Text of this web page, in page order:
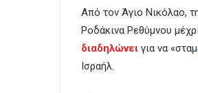
Από τον Άγιο Νικόλαο,
Ροδάκινα Ρεθύμνου
διαδηλώνει για να
Ισραήλ.